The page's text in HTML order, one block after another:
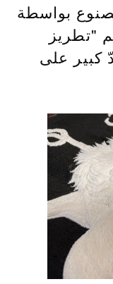
بواسطة
"تطريز
كبير على